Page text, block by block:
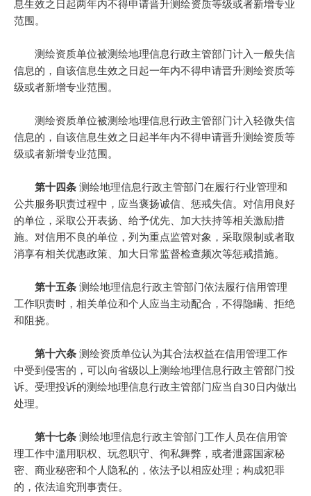
息生效之日起两年内不得申请晋升测绘资质等级或者新增专业
范围。
测绘资质单位被测绘地理信息行政主管部门计入一般失信
信息的，自该信息生效之日起一年内不得申请晋升测绘资质等
级或者新增专业范围。
测绘资质单位被测绘地理信息行政主管部门计入轻微失信
信息的，自该信息生效之日起半年内不得申请晋升测绘资质等
级或者新增专业范围。
第十四条 测绘地理信息行政主管部门在履行行业管理和
公共服务职责过程中，应当褒扬诚信、惩戒失信。对信用良好
的单位，采取公开表扬、给予优先、加大扶持等相关激励措
施。对信用不良的单位，列为重点监管对象，采取限制或者取
消享有相关优惠政策、加大日常监督检查频次等惩戒措施。
第十五条 测绘地理信息行政主管部门依法履行信用管理
工作职责时，相关单位和个人应当主动配合，不得隐瞒、拒绝
和阻挠。
第十六条 测绘资质单位认为其合法权益在信用管理工作
中受到侵害的，可以向省级以上测绘地理信息行政主管部门投
诉。受理投诉的测绘地理信息行政主管部门应当自30日内做出
处理。
第十七条 测绘地理信息行政主管部门工作人员在信用管
理工作中滥用职权、玩忽职守、徇私舞弊，或者泄露国家秘
密、商业秘密和个人隐私的，依法予以相应处理；构成犯罪
的，依法追究刑事责任。